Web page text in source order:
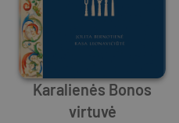
Karalienės Bonos
virtuvė